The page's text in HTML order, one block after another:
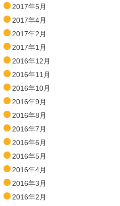
2017年5月
2017年4月
2017年2月
2017年1月
2016年12月
2016年11月
2016年10月
2016年9月
2016年8月
2016年7月
2016年6月
2016年5月
2016年4月
2016年3月
2016年2月